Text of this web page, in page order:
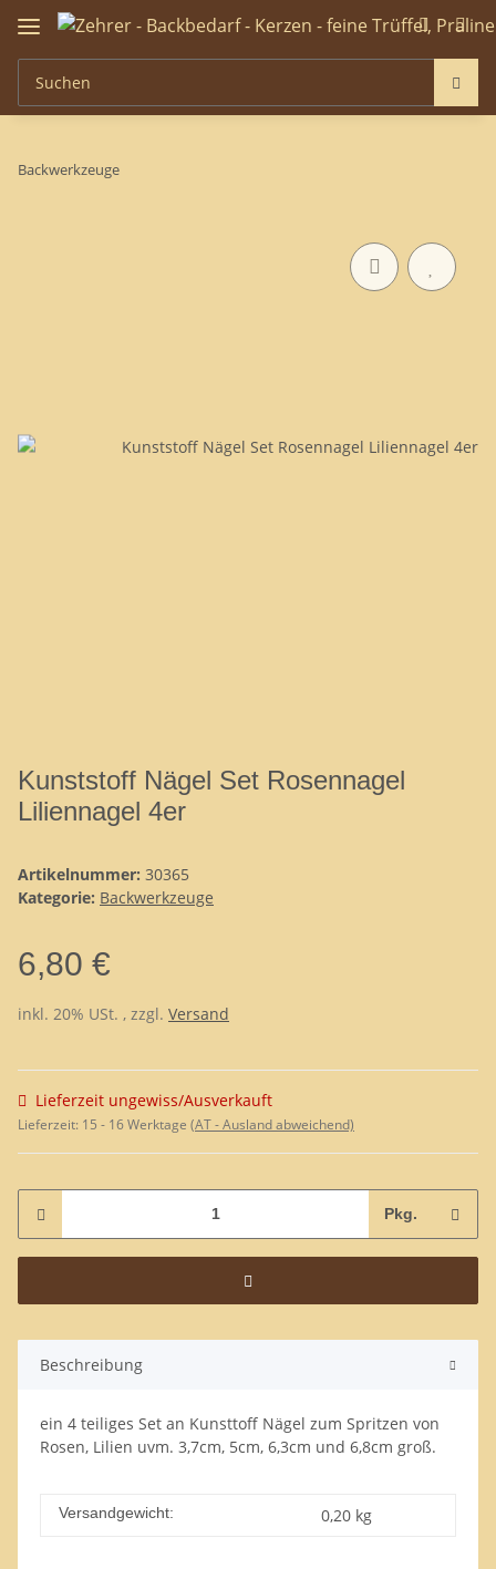
Backwerkzeuge
Kunststoff Nägel Set Rosennagel
Liliennagel 4er
Artikelnummer: 30365
Kategorie: Backwerkzeuge
6,80 €
inkl. 20% USt. , zzgl. Versand
Lieferzeit ungewiss/Ausverkauft
Lieferzeit: 15 - 16 Werktage (AT - Ausland abweichend)
Pkg.
Beschreibung
ein 4 teiliges Set an Kunsttoff Nägel zum Spritzen von
Rosen, Lilien uvm. 3,7cm, 5cm, 6,3cm und 6,8cm groß.
Versandgewicht: 0,20 kg